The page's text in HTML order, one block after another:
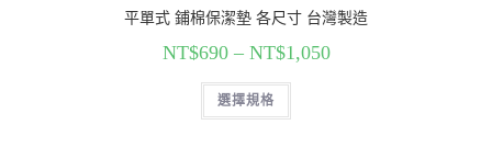
平單式 鋪棉保潔墊 各尺寸 台灣製造
NT$690– NT$1,050
選擇規格